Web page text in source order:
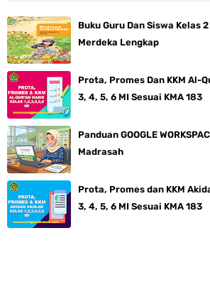
Buku Guru Dan Siswa Kelas
Merdeka Lengkap
Prota, Promes Dan KKM Al-
3, 4, 5, 6 MI Sesuai KMA 183
Panduan GOOGLE
Madrasah
Prota, Promes dan KKM
3, 4, 5, 6 MI Sesuai KMA 183